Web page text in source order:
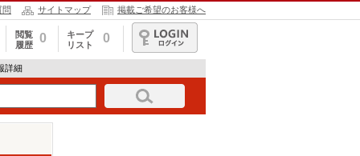
問 サイトマップ 掲載ご希望のお客様へ
閲覧
履歴
0
キープ
リスト
0
ログイン
詳細